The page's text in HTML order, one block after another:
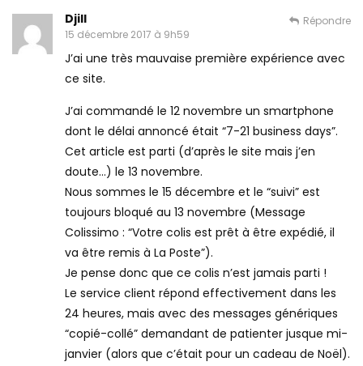
Djill
15 décembre 2017 à 9h59
J’ai une très mauvaise première expérience avec
ce site.
J’ai commandé le 12 novembre un smartphone
dont le délai annoncé était “7-21 business days”.
Cet article est parti (d’après le site mais j’en
doute…) le 13 novembre.
Nous sommes le 15 décembre et le “suivi” est
toujours bloqué au 13 novembre (Message
Colissimo : “Votre colis est prêt à être expédié, il
va être remis à La Poste”).
Je pense donc que ce colis n’est jamais parti !
Le service client répond effectivement dans les
24 heures, mais avec des messages génériques
“copié-collé” demandant de patienter jusque mi-
janvier (alors que c’était pour un cadeau de Noël).
Répondre